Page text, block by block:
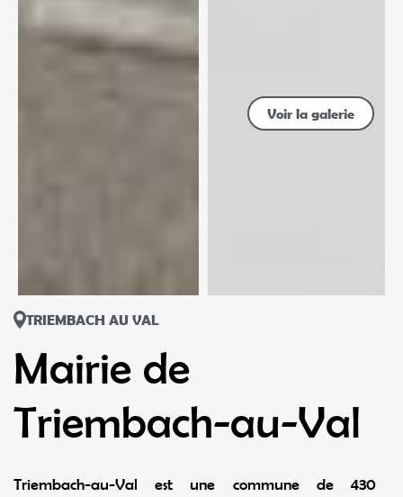
Voir la galerie
TRIEMBACH AU VAL
Mairie de
Triembach-au-Val
Triembach-au-Val est une commune de 430